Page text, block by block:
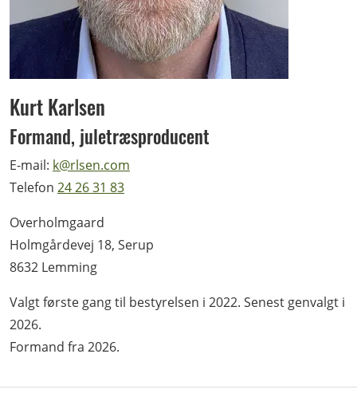
Kurt Karlsen
Formand, juletræsproducent
E-mail: k@rlsen.com
Telefon 24 26 31 83
Overholmgaard
Holmgårdevej 18, Serup
8632 Lemming
Valgt første gang til bestyrelsen i 2022. Senest genvalgt i
2026.
Formand fra 2026.